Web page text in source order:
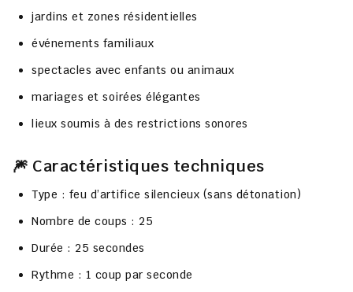
jardins et zones résidentielles
événements familiaux
spectacles avec enfants ou animaux
mariages et soirées élégantes
lieux soumis à des restrictions sonores
🎆 Caractéristiques techniques
Type : feu d’artifice silencieux (sans détonation)
Nombre de coups : 25
Durée : 25 secondes
Rythme : 1 coup par seconde